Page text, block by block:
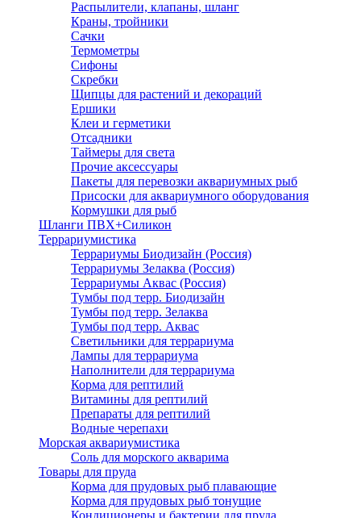
Распылители, клапаны, шланг
Краны, тройники
Сачки
Термометры
Сифоны
Скребки
Щипцы для растений и декораций
Ершики
Клеи и герметики
Отсадники
Таймеры для света
Прочие аксессуары
Пакеты для перевозки аквариумных рыб
Присоски для аквариумного оборудования
Кормушки для рыб
Шланги ПВХ+Силикон
Террариумистика
Террариумы Биодизайн (Россия)
Террариумы Зелаква (Россия)
Террариумы Аквас (Россия)
Тумбы под терр. Биодизайн
Тумбы под терр. Зелаква
Тумбы под терр. Аквас
Светильники для террариума
Лампы для террариума
Наполнители для террариума
Корма для рептилий
Витамины для рептилий
Препараты для рептилий
Водные черепахи
Морская аквариумистика
Соль для морского акварима
Товары для пруда
Корма для прудовых рыб плавающие
Корма для прудовых рыб тонущие
Кондиционеры и бактерии для пруда